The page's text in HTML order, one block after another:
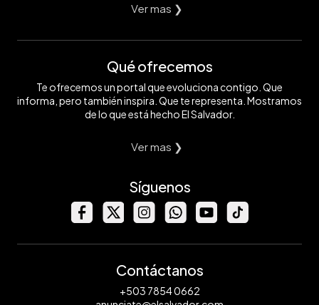
Ver mas ❯
Qué ofrecemos
Te ofrecemos un portal que evoluciona contigo. Que
informa, pero también inspira. Que te representa. Mostramos
de lo que está hecho El Salvador.
Ver mas ❯
Síguenos
Contáctanos
+503 7854 0662